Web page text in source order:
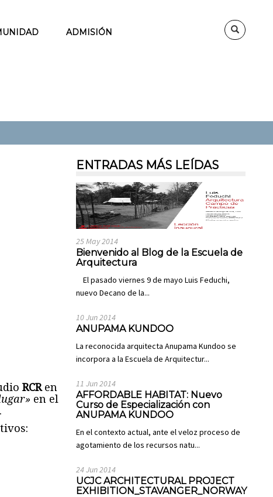
ADMISIÓN
RCRen
en el
.
ENTRADAS MÁS LEÍDAS
25 May 2014
Bienvenido al Blog de la Escuela de
Arquitectura
El pasado viernes 9 de mayo Luis Feduchi,
nuevo Decano de la...
10 Jun 2014
ANUPAMA KUNDOO
La reconocida arquitecta Anupama Kundoo se
incorpora a la Escuela de Arquitectur...
11 Jun 2014
AFFORDABLE HABITAT: Nuevo
Curso de Especialización con
ANUPAMA KUNDOO
En el contexto actual, ante el veloz proceso de
agotamiento de los recursos natu...
24 Jun 2014
UCJC ARCHITECTURAL PROJECT
EXHIBITION_STAVANGER_NORWAY